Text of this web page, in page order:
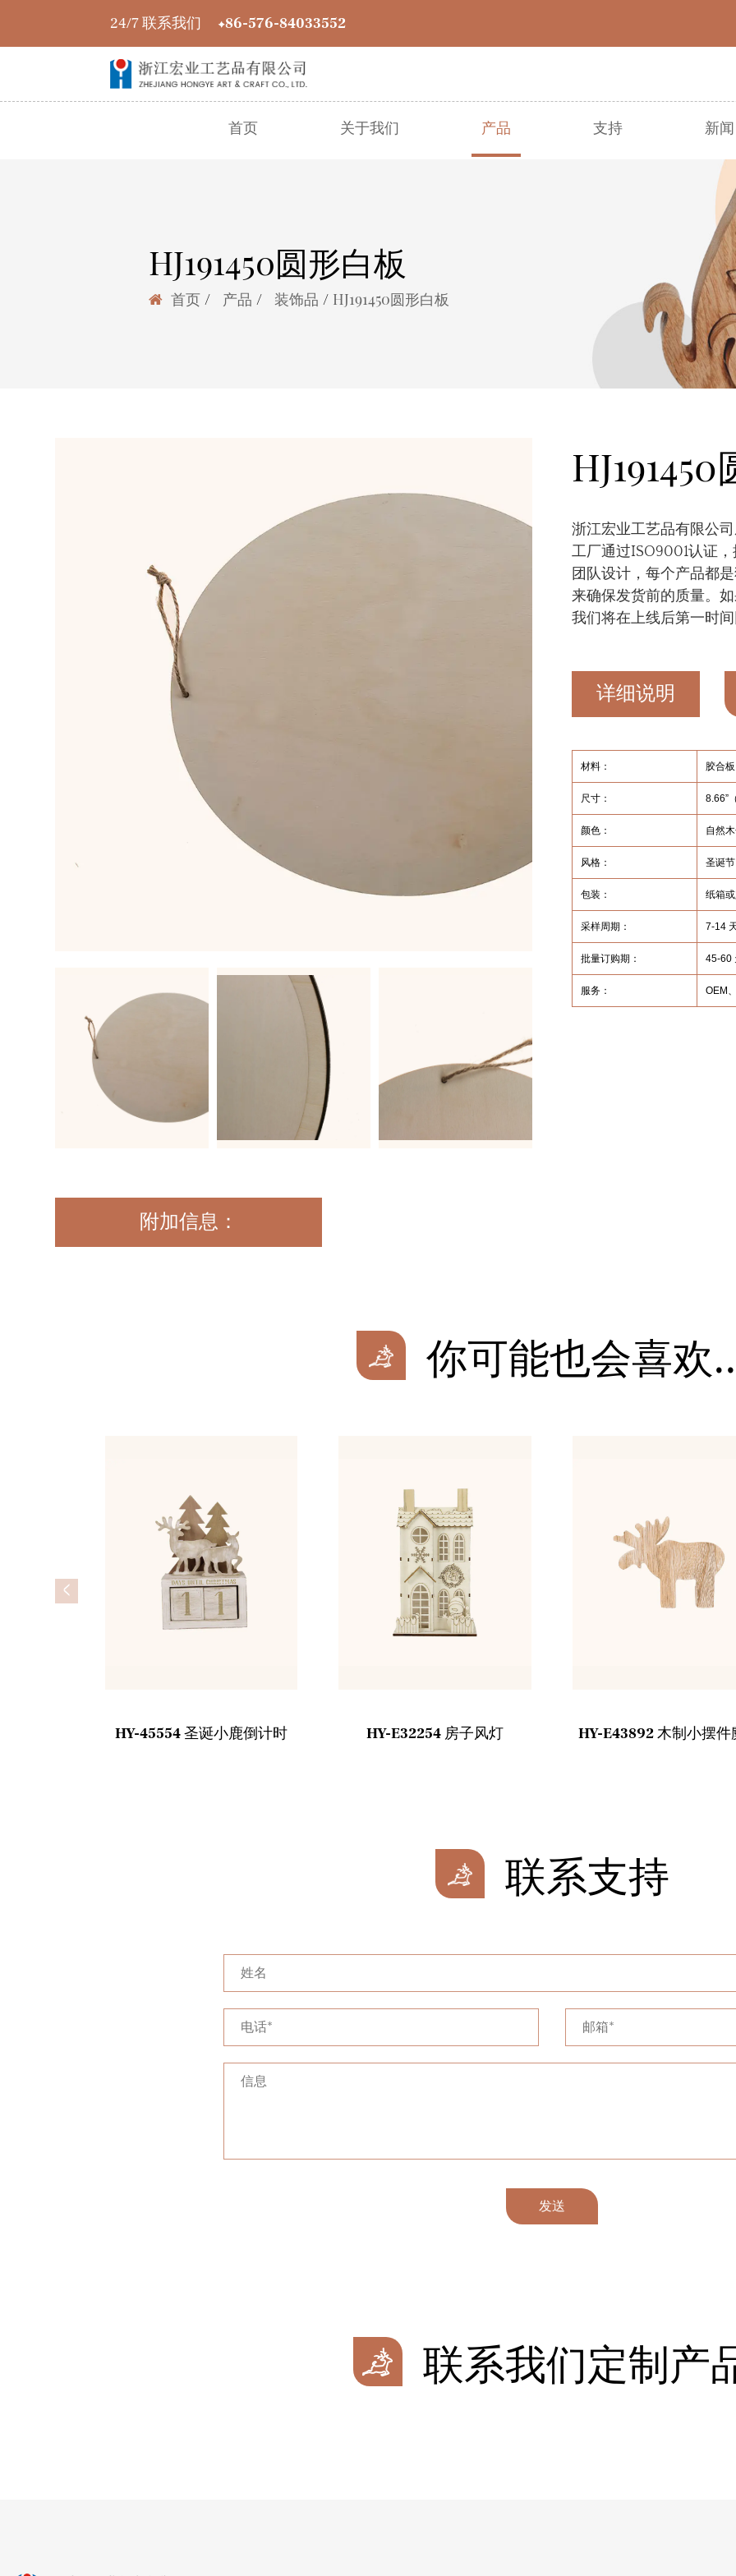
24/7 联系我们 +86-576-84033552
首页 关于我们 产品 支持 新闻
HJ191450圆形白板
首页 / 产品 / 装饰品 / HJ191450圆形白板
浙江宏业工艺品有限公
工厂通过ISO9001认证
团队设计，每个产品都
来确保发货前的质量。
我们将在上线后第一时
详细说明
材料： 胶合
尺寸： 8.66”
颜色： 自然
风格： 圣诞
包装： 纸箱
采样周期： 7-14
批量订购期： 45-60
服务： OEM
附加信息：
你可能也会喜欢
HY-45554 圣诞小鹿倒计时 HY-E32254 房子风灯 HY-E43892 木制小摆件
<
联系支持
发送
联系我们定制产